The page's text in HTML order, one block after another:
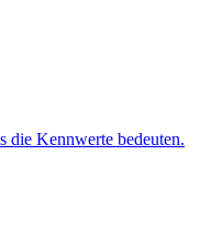
die Kennwerte bedeuten.